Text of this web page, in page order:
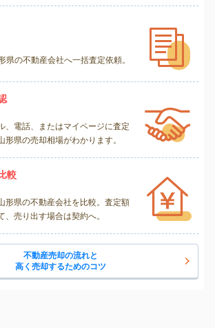
県の不動産会社へ一括査定依頼。
、電話、またはマイページに査定
形県の売却相場がわかります。
較
形県の不動産会社を比較。査定額
、売り出す場合は契約へ。
不動産売却の流れと
高く売却するためのコツ